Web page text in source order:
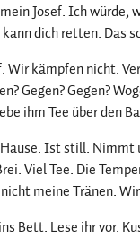
Josef. Ich würde,
dich retten. Das
Wir kämpfen nicht.
Gegen? Gegen?
ihm Tee über den
Ist still. Nimmt
Viel Tee. Die
meine Tränen.
Bett. Lese ihr vor.